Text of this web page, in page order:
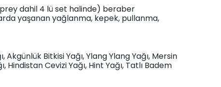
dahil 4 lü set halinde) beraber
yaşanan yağlanma, kepek, pullanma,
Akgünlük Bitkisi Yağı, Ylang Ylang Yağı, Mersin
Hindistan Cevizi Yağı, Hint Yağı, Tatlı Badem